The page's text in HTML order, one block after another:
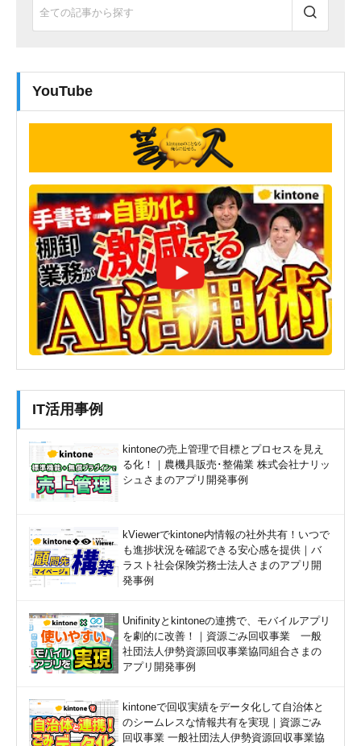
YouTube
IT活用事例
kintoneの売上管理で目標とプロセスを見え
る化！｜農機具販売･整備業 株式会社ナリッ
シュさまのアプリ開発事例
kViewerでkintone内情報の社外共有！いつで
も進捗状況を確認できる安心感を提供｜バ
ラスト社会保険労務士法人さまのアプリ開
発事例
Unifinityとkintoneの連携で、モバイルアプリ
を劇的に改善！｜資源ごみ回収事業 一般
社団法人伊勢資源回収事業協同組合さまの
アプリ開発事例
kintoneで回収実績をデータ化して自治体と
のシームレスな情報共有を実現｜資源ごみ
回収事業 一般社団法人伊勢資源回収事業協